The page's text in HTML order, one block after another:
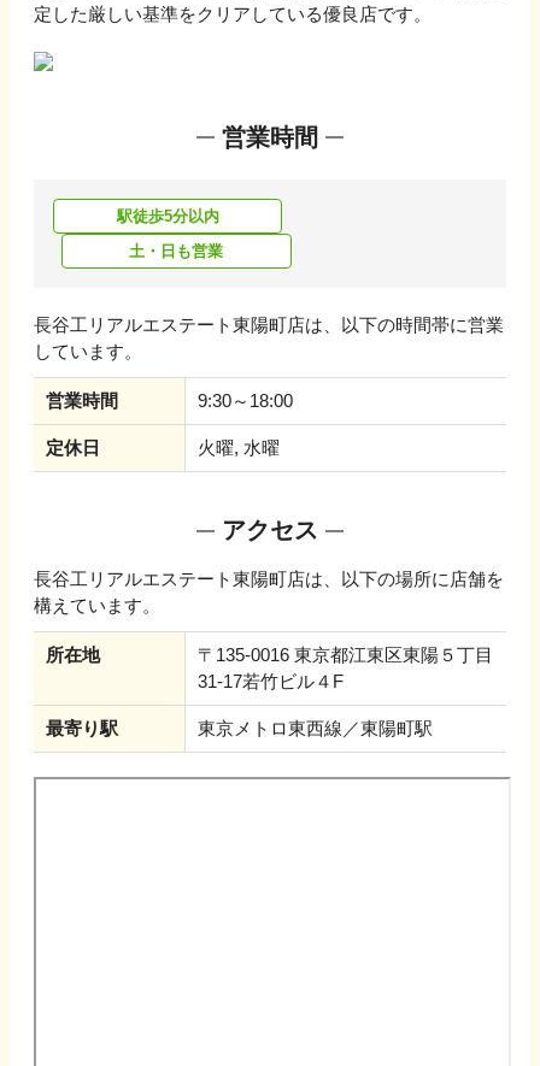
定した厳しい基準をクリアしている優良店です。
営業時間
駅徒歩5分以内
土・日も営業
長谷工リアルエステート東陽町店は、以下の時間帯に営業
しています。
営業時間 9:30～18:00
定休日 火曜, 水曜
アクセス
長谷工リアルエステート東陽町店は、以下の場所に店舗を
構えています。
所在地
〒135-0016 東京都江東区東陽５丁目
31-17若竹ビル４F
最寄り駅 東京メトロ東西線／東陽町駅